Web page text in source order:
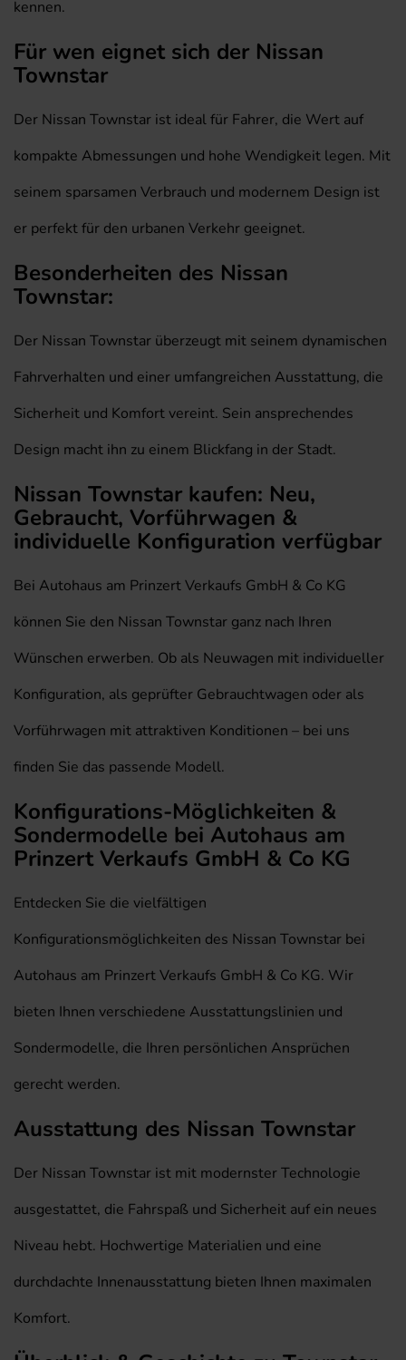
kennen.
Für wen eignet sich der Nissan
Townstar
Der Nissan Townstar ist ideal für Fahrer, die Wert auf
kompakte Abmessungen und hohe Wendigkeit legen. Mit
seinem sparsamen Verbrauch und modernem Design ist
er perfekt für den urbanen Verkehr geeignet.
Besonderheiten des Nissan
Townstar:
Der Nissan Townstar überzeugt mit seinem dynamischen
Fahrverhalten und einer umfangreichen Ausstattung, die
Sicherheit und Komfort vereint. Sein ansprechendes
Design macht ihn zu einem Blickfang in der Stadt.
Nissan Townstar kaufen: Neu,
Gebraucht, Vorführwagen &
individuelle Konfiguration verfügbar
Bei Autohaus am Prinzert Verkaufs GmbH & Co KG
können Sie den Nissan Townstar ganz nach Ihren
Wünschen erwerben. Ob als Neuwagen mit individueller
Konfiguration, als geprüfter Gebrauchtwagen oder als
Vorführwagen mit attraktiven Konditionen – bei uns
finden Sie das passende Modell.
Konfigurations-Möglichkeiten &
Sondermodelle bei Autohaus am
Prinzert Verkaufs GmbH & Co KG
Entdecken Sie die vielfältigen
Konfigurationsmöglichkeiten des Nissan Townstar bei
Autohaus am Prinzert Verkaufs GmbH & Co KG. Wir
bieten Ihnen verschiedene Ausstattungslinien und
Sondermodelle, die Ihren persönlichen Ansprüchen
gerecht werden.
Ausstattung des Nissan Townstar
Der Nissan Townstar ist mit modernster Technologie
ausgestattet, die Fahrspaß und Sicherheit auf ein neues
Niveau hebt. Hochwertige Materialien und eine
durchdachte Innenausstattung bieten Ihnen maximalen
Komfort.